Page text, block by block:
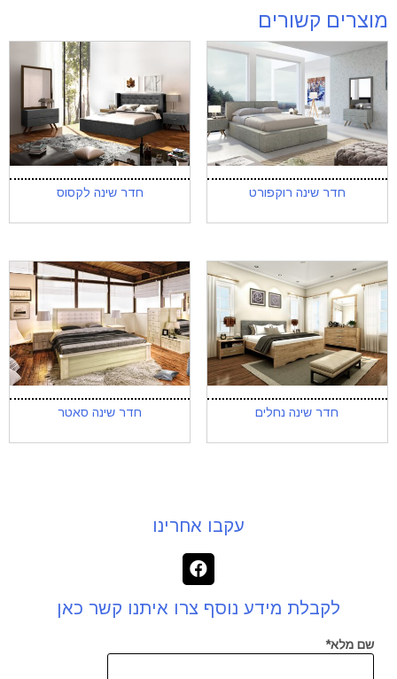
מוצרים קשורים
חדר שינה רוקפורט חדר שינה לקסוס
חדר שינה נחלים חדר שינה סאטר
עקבו אחרינו
לקבלת מידע נוסף צרו איתנו קשר כאן
שם מלא*